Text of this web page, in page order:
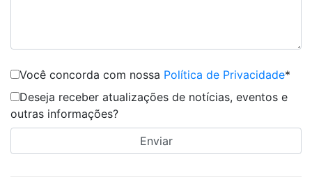
Você concorda com nossa Política de Privacidade*
Deseja receber atualizações de notícias, eventos e
outras informações?